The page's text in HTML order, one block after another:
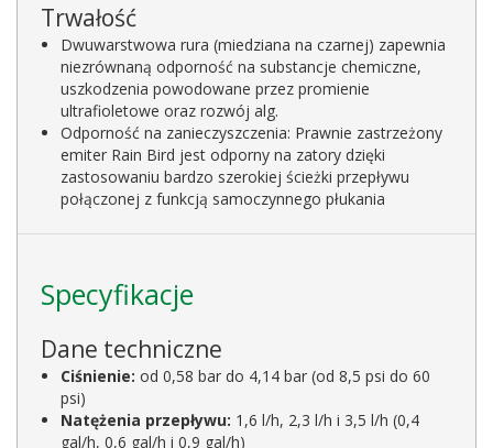
Trwałość
Dwuwarstwowa rura (miedziana na czarnej) zapewnia
niezrównaną odporność na substancje chemiczne,
uszkodzenia powodowane przez promienie
ultrafioletowe oraz rozwój alg.
Odporność na zanieczyszczenia: Prawnie zastrzeżony
emiter Rain Bird jest odporny na zatory dzięki
zastosowaniu bardzo szerokiej ścieżki przepływu
połączonej z funkcją samoczynnego płukania
Specyfikacje
Dane techniczne
Ciśnienie: od 0,58 bar do 4,14 bar (od 8,5 psi do 60
psi)
Natężenia przepływu: 1,6 l/h, 2,3 l/h i 3,5 l/h (0,4
gal/h, 0,6 gal/h i 0,9 gal/h)